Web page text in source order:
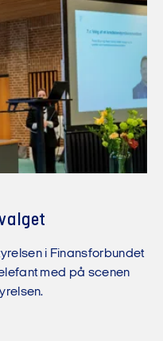
i Finansforbundet
med på scenen